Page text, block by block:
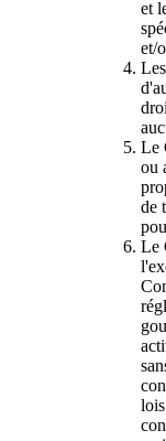
et
et/
Le
ou
de
Le